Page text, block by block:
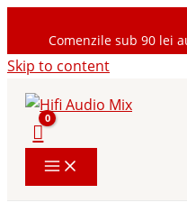
Comenzile sub 90 lei
Skip to content